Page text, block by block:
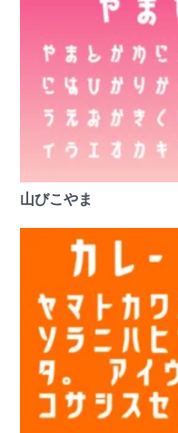
山びこやま